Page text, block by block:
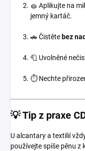
🧽 Aplikujte na
jemný kartáč.
🚗 Čistěte bez
🧻 Uvolněné
⏱️ Nechte
💡 Tip z praxe
U alcantary a textilií
používejte spíše pěnu